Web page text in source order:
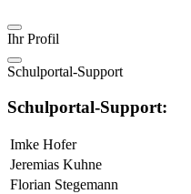
Ihr Profil
Schulportal-Support
Schulportal-Support:
Imke Hofer
Jeremias Kuhne
Florian Stegemann